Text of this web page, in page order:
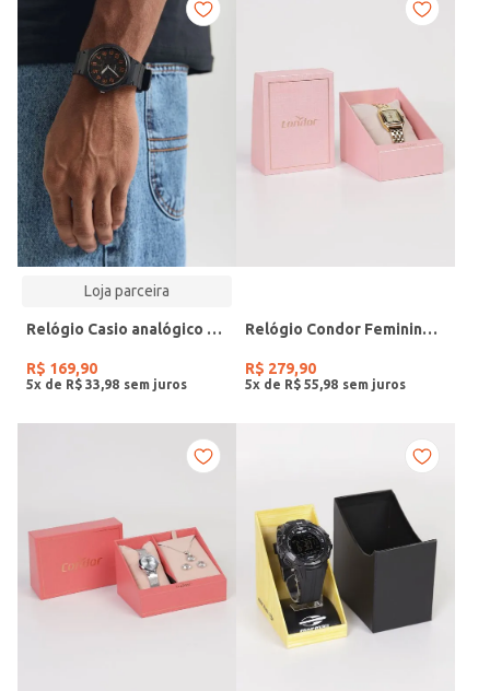
Loja parceira
Relógio Casio analógico MW-240-4BVDF-SC
R$ 169,90
5x de R$ 33 98
Relógio Condor Feminino DOURADO
R$ 279,90
5x de R$ 55 98